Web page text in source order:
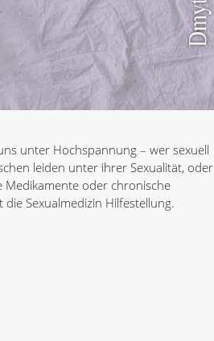
unter Hochspannung – wer sexuell
leiden unter ihrer Sexualität, oder
Medikamente oder chronische
Sexualmedizin Hilfestellung.